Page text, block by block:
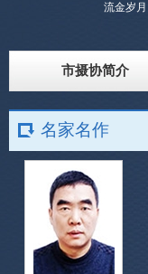
流金岁月
市摄协简介
名家名作